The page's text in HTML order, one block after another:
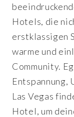
Hotels, die
erstklassigen
warme und
Community.
Entspannung,
Las Vegas
Hotel, um